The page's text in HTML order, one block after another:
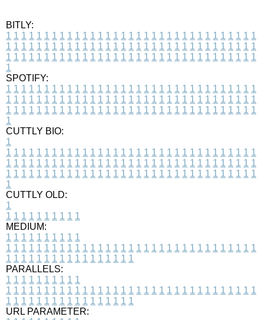
BITLY:
1 1 1 1 1 1 1 1 1 1 1 1 1 1 1 1 1 1 1 1 1 1 1 1 1 1 1 1 1 1 1 1 1
1 1 1 1 1 1 1 1 1 1 1 1 1 1 1 1 1 1 1 1 1 1 1 1 1 1 1 1 1 1 1 1 1
1 1 1 1 1 1 1 1 1 1 1 1 1 1 1 1 1 1 1 1 1 1 1 1 1 1 1 1 1 1 1 1 1
1
SPOTIFY:
1 1 1 1 1 1 1 1 1 1 1 1 1 1 1 1 1 1 1 1 1 1 1 1 1 1 1 1 1 1 1 1 1
1 1 1 1 1 1 1 1 1 1 1 1 1 1 1 1 1 1 1 1 1 1 1 1 1 1 1 1 1 1 1 1 1
1 1 1 1 1 1 1 1 1 1 1 1 1 1 1 1 1 1 1 1 1 1 1 1 1 1 1 1 1 1 1 1 1
1
CUTTLY BIO:
1
1 1 1 1 1 1 1 1 1 1 1 1 1 1 1 1 1 1 1 1 1 1 1 1 1 1 1 1 1 1 1 1 1
1 1 1 1 1 1 1 1 1 1 1 1 1 1 1 1 1 1 1 1 1 1 1 1 1 1 1 1 1 1 1 1 1
1 1 1 1 1 1 1 1 1 1 1 1 1 1 1 1 1 1 1 1 1 1 1 1 1 1 1 1 1 1 1 1 1
1
CUTTLY OLD:
1
1 1 1 1 1 1 1 1 1 1
MEDIUM:
1 1 1 1 1 1 1 1 1 1
1 1 1 1 1 1 1 1 1 1 1 1 1 1 1 1 1 1 1 1 1 1 1 1 1 1 1 1 1 1 1 1 1
1 1 1 1 1 1 1 1 1 1 1 1 1 1 1 1 1
PARALLELS:
1 1 1 1 1 1 1 1 1 1
1 1 1 1 1 1 1 1 1 1 1 1 1 1 1 1 1 1 1 1 1 1 1 1 1 1 1 1 1 1 1 1 1
1 1 1 1 1 1 1 1 1 1 1 1 1 1 1 1 1
URL PARAMETER: